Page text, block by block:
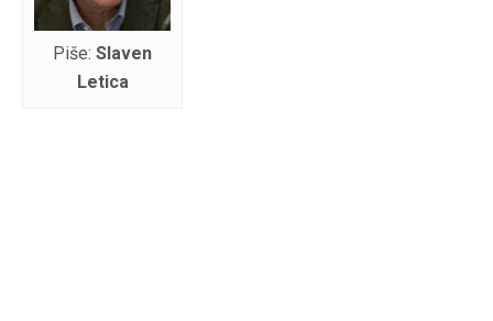
Piše: Slaven
Letica